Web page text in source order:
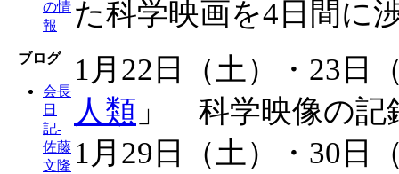
の情
報
ブログ
会長
日
記-
佐藤
文隆
た科学映画を4日間に
1月22日（土）・23日
人類 」 科学映像の記
1月29日（土）・30日